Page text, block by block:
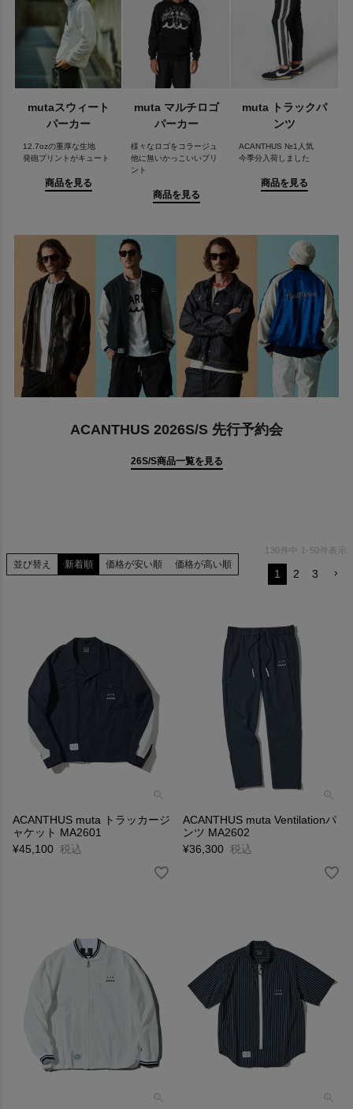
なラグジュアリーかつユニークなブランドとして人気を誇る
「muta」のコラボレーションです。
コラボレーションを始めてから、絶大な人気を誇っており、各著
名人にも愛用者が続出しているほどです。
muta(ムータ)について
2006年にスタートした、「ラグジュアリー＆ユニーク」をコンセ
プトとするブランド。
「muta」とはイタリア語で「変化」「変換」「脱皮」を意味して
おり、今までとは異なる 一方上を行く大人のファッションを提案
2013年に海でも街でも活躍するというコンセプトのアパレルライ
ン「muta MARINE(ムータマリン)」を展開。
mutaスウィート
パーカー
12.7ozの重厚な生地
発砲プリントがキュート
商品を見る
muta マルチロゴ
パーカー
様々なロゴをコラージュ
他に無いかっこいいプリ
ント
商品を見る
muta トラックパ
ンツ
ACANTHUS №1人気
今季分入荷しました
商品を見る
ACANTHUS 2026S/S 先行予約会
26S/S商品一覧を見る
並び替え 新着順 価格が安い順 価格が高い順
130 件中 1 - 50 件表示
1 2 3
ACANTHUS muta トラッカージ
ャケット MA2601
¥45,100 税込
ACANTHUS muta Ventilationパ
ンツ MA2602
¥36,300 税込